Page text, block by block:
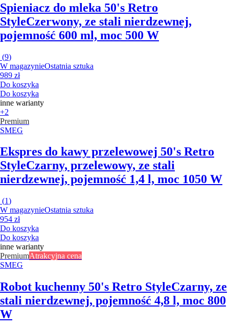
Spieniacz do mleka 50's Retro
StyleCzerwony, ze stali nierdzewnej,
pojemność 600 ml, moc 500 W
(9)
W magazynieOstatnia sztuka
989 zł
Do koszyka
Do koszyka
inne warianty
+2
Premium
SMEG
Ekspres do kawy przelewowej 50's Retro
StyleCzarny, przelewowy, ze stali
nierdzewnej, pojemność 1,4 l, moc 1050 W
(1)
W magazynieOstatnia sztuka
954 zł
Do koszyka
Do koszyka
inne warianty
PremiumAtrakcyjna cena
SMEG
Robot kuchenny 50's Retro StyleCzarny, ze
stali nierdzewnej, pojemność 4,8 l, moc 800
W